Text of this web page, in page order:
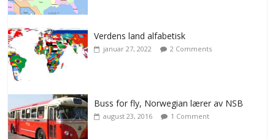
Verdens land alfabetisk
januar 27, 2022 2 Comments
Buss for fly, Norwegian lærer av NSB
august 23, 2016 1 Comment